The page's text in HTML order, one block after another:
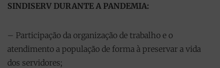
SINDISERV DURANTE A PANDEMIA:
– Participação da organização de trabalho e o
atendimento a população de forma à preservar a vida
dos servidores;